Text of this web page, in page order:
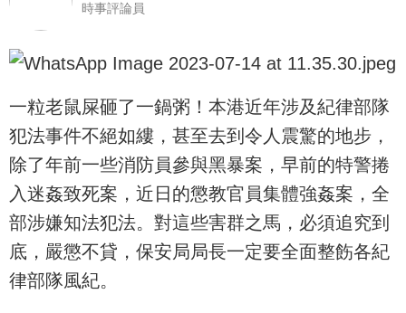
時事評論員
一粒老鼠屎砸了一鍋粥！本港近年涉及紀律部隊
犯法事件不絕如縷，甚至去到令人震驚的地步，
除了年前一些消防員參與黑暴案，早前的特警捲
入迷姦致死案，近日的懲教官員集體強姦案，全
部涉嫌知法犯法。對這些害群之馬，必須追究到
底，嚴懲不貸，保安局局長一定要全面整飭各紀
律部隊風紀。